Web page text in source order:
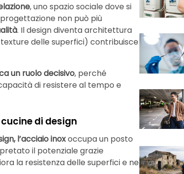
, uno spazio sociale dove si
progettazione non può più
. Il design diventa architettura
delle superfici) contribuisce
un ruolo decisivo, perché
di resistere al tempo e
di design
l’acciaio inoxoccupa un posto
il potenziale grazie
la resistenza delle superfici e ne